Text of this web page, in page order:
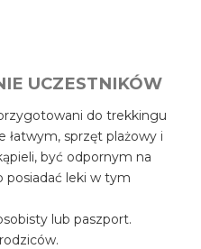
UCZESTNIKÓW
do trekkingu
łatwym, sprzęt plażowy i
być odpornym na
posiadać leki w tym
lub paszport.